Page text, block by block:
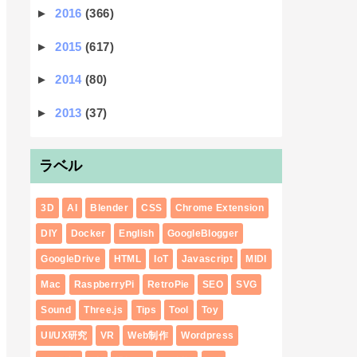
►2016(366)
►2015(617)
►2014(80)
►2013(37)
ラベル
3D AI Blender CSS Chrome Extension
DIY Docker English GoogleBlogger
GoogleDrive HTML IoT Javascript MIDI
Mac RaspberryPi RetroPie SEO SVG
Sound Three.js Tips Tool Toy
UI/UX研究 VR Web制作 Wordpress